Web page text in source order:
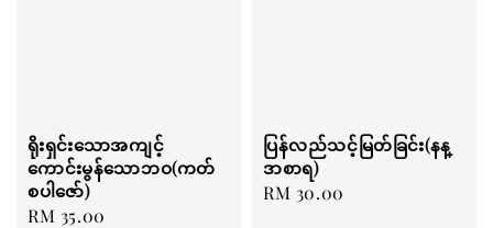
ရိုးရှင်းသောအကျင့်
ကောင်းမွန်သောဘဝ(ကတ်
စပါဇော်)
Regular
RM 35.00
ပြန်လည်သင့်မြတ်ခြင်း(နန္
ဒာစာရ)
Regular
RM 30.00